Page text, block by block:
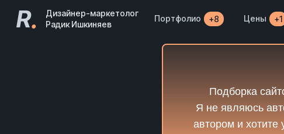
R.
Дизайнер-маркетолог
Радик Ишкиняев
Портфолио +8 Цены +1
Подборка
Я не являюсь
автором и хотите